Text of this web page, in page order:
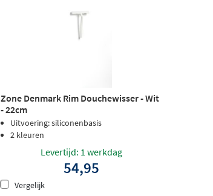
Zone Denmark Rim Douchewisser - Wit
- 22cm
Uitvoering: siliconenbasis
2 kleuren
Levertijd: 1 werkdag
54,95
Vergelijk